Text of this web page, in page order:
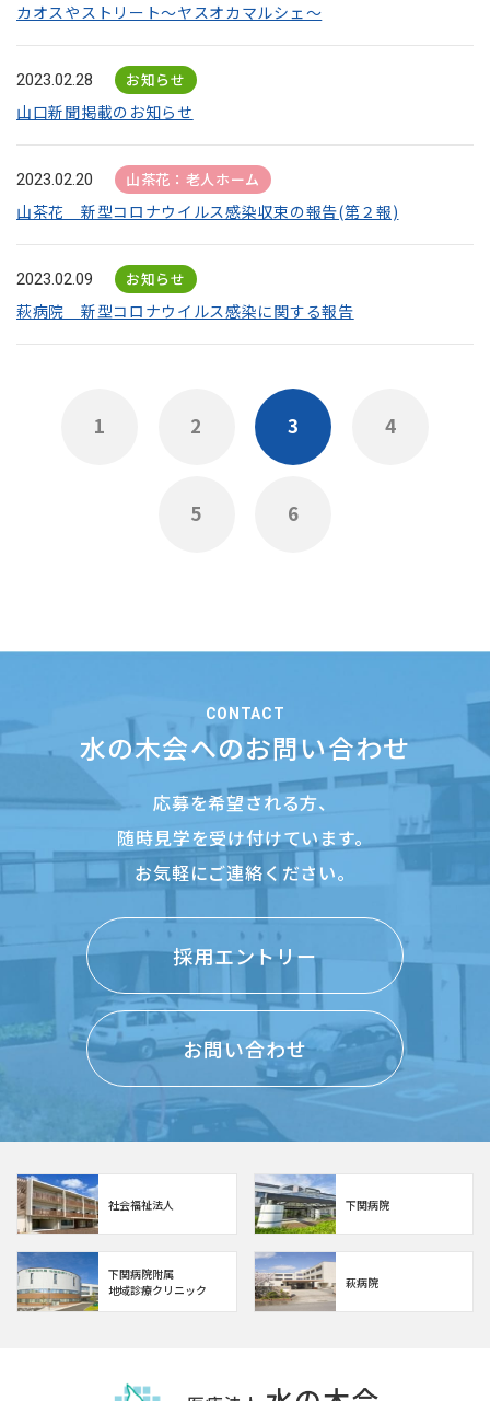
カオスやストリート～ヤスオカマルシェ～
2023.02.28 お知らせ
山口新聞掲載のお知らせ
2023.02.20 山茶花：老人ホーム
山茶花 新型コロナウイルス感染収束の報告(第２報)
2023.02.09 お知らせ
萩病院 新型コロナウイルス感染に関する報告
1 2 3 4
5 6
CONTACT
水の木会へのお問い合わせ
応募を希望される方、
随時見学を受け付けています。
お気軽にご連絡ください。
採用エントリー
お問い合わせ
社会福祉法人 下関病院
下関病院附属
地域診療クリニック
萩病院